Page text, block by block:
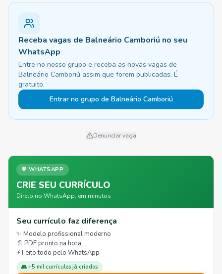
Receba vagas de Balneário Camboriú no seu
WhatsApp
Entre no nosso grupo e receba as novas vagas de
Balneário Camboriú assim que forem publicadas. É
gratuito.
Entrar no grupo de Balneário Camboriú
Denunciar vaga
💬 WHATSAPP
CRIE SEU CURRÍCULO
Direto no WhatsApp, em minutos
Seu currículo faz diferença
✨ Modelo profissional moderno
📄 PDF pronto na hora
⚡ Feito todo pelo WhatsApp
👥 +5 mil currículos já criados